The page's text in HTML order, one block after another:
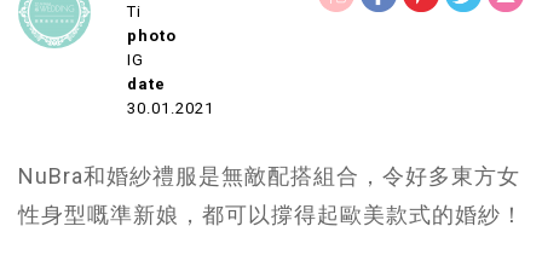
Ti
photo
IG
date
30.01.2021
NuBra和婚紗禮服是無敵配搭組合，令好多東方女
性身型嘅準新娘，都可以撐得起歐美款式的婚紗！